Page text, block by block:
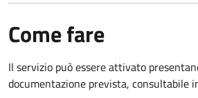
Come fare
Il servizio può essere attivato
documentazione prevista, consultabile